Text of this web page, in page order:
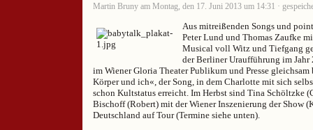
Martin Bruny am Montag, den 17. Juni 2013 um 14:31 ·
Aus mitreißenden Songs und
Peter Lund und Thomas Zaufke
Musical voll Witz und Tiefgang
der Berliner Uraufführung im
im Wiener Gloria Theater Publikum und Presse
Körper und ich«, der Song, in dem Charlotte mit sich
schon Kultstatus erreicht. Im Herbst sind Tina Schöltzke
Bischoff (Robert) mit der Wiener Inszenierung der Show
Deutschland auf Tour (Termine siehe unten).